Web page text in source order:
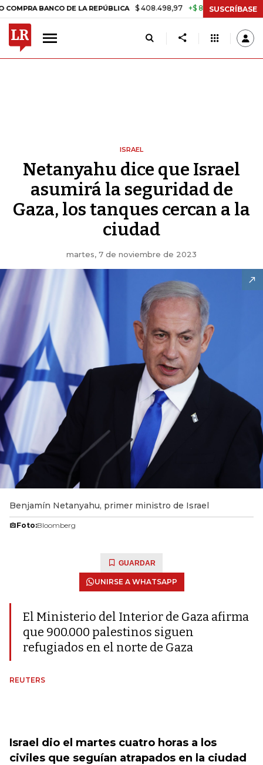
DE LA REPÚBLICA $ 408.498,97 +$ 8.753,81 +2,19% TASA
SUSCRÍBASE
ISRAEL
Netanyahu dice que Israel
asumirá la seguridad de
Gaza, los tanques cercan a la
ciudad
martes, 7 de noviembre de 2023
Benjamín Netanyahu, primer ministro de Israel
Foto:Bloomberg
GUARDAR
UNIRSE A WHATSAPP
El Ministerio del Interior de Gaza afirma
que 900.000 palestinos siguen
refugiados en el norte de Gaza
REUTERS
Israel dio el martes cuatro horas a los
civiles que seguían atrapados en la ciudad